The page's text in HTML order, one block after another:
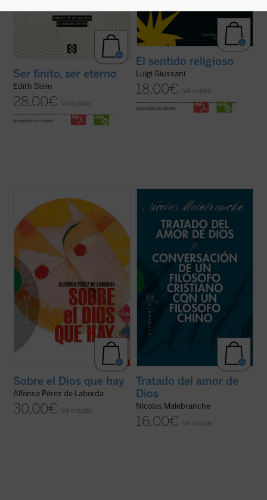
Ser finito, ser eterno
Edith Stein
28,00€ IVA incluido
disponible en ebook:
El sentido religioso
Luigi Giussani
18,00€ IVA incluido
disponible en ebook:
Lo que decimos en una una filosofía de la
carne sobre el Dios que hay, partiendo
siempre de un contexto de
experiencialidad, nos conduce a poder
decir que el mundo es creación, afirmando,
pues, un Dios creador. Pero esta mirada
nuestra nos ...(ver ficha)
Sobre el Dios que hay
Alfonso Pérez de Laborda
30,00€ IVA incluido
Malebranche, inéditos en español,
encontramos buena parte de los conceptos
esenciales de su metafísica y su
antropología, pero expuestas dentro del
fragor de algunas de las principales
controversias que marcaron ...
Tratado del amor de
Dios
Nicolas Malebranche
16,00€ IVA incluido